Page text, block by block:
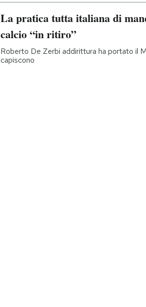
La pratica tutta italiana di
calcio “in ritiro”
Roberto De Zerbi addirittura ha portato il
capiscono